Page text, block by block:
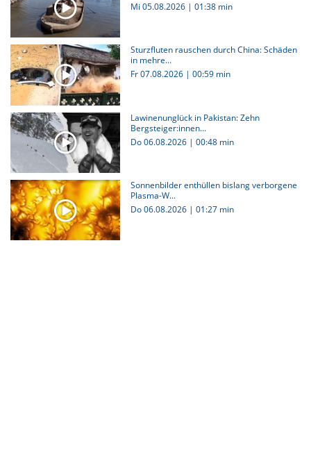
Mi 05.08.2026 | 01:38 min
Sturzfluten rauschen durch China: Schäden
in mehre...
Fr 07.08.2026 | 00:59 min
Lawinenunglück in Pakistan: Zehn
Bergsteiger:innen...
Do 06.08.2026 | 00:48 min
Sonnenbilder enthüllen bislang verborgene
Plasma-W...
Do 06.08.2026 | 01:27 min